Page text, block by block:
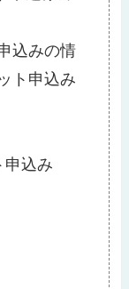
込みの情
ト申込み
申込み